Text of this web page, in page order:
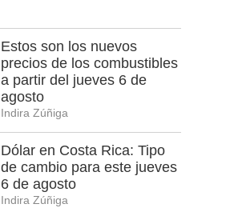
Estos son los nuevos
precios de los combustibles
a partir del jueves 6 de
agosto
Indira Zúñiga
Dólar en Costa Rica: Tipo
de cambio para este jueves
6 de agosto
Indira Zúñiga